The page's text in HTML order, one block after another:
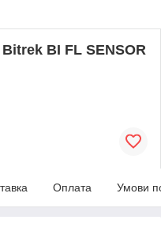
BI FL SENSOR
Оплата Умови